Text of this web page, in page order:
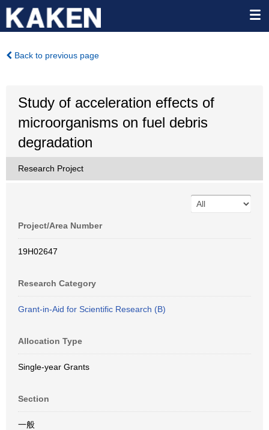
Back to previous page
Study of acceleration effects of
microorganisms on fuel debris
degradation
Research Project
Project/Area Number
19H02647
Research Category
Grant-in-Aid for Scientific Research (B)
Allocation Type
Single-year Grants
Section
一般